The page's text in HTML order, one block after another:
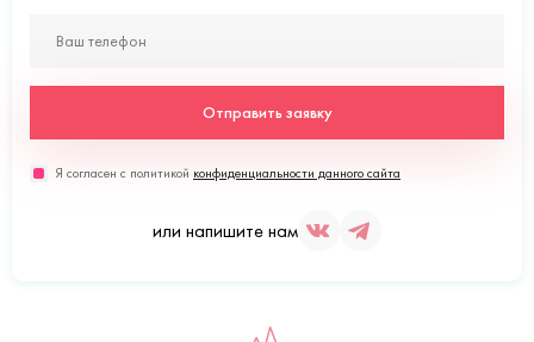
Отправить заявку
Я согласен с политикой конфиденциальности данного сайта
или напишите нам